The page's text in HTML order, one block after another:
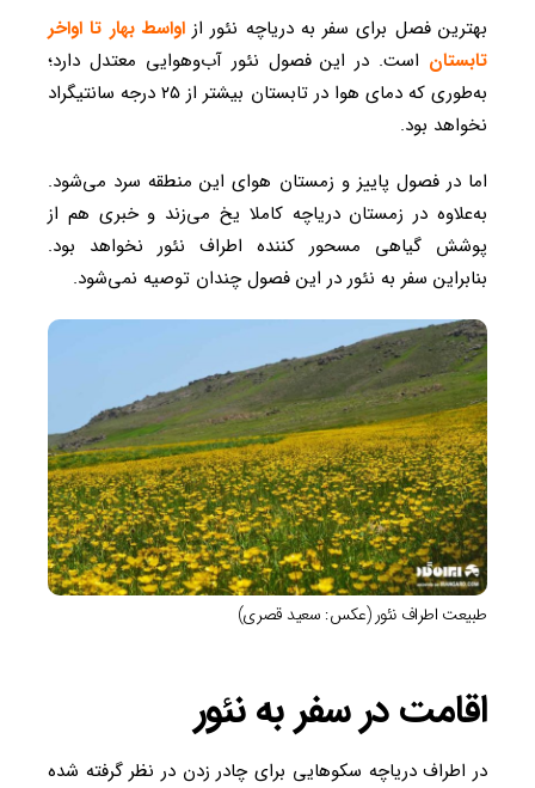
بهترین فصل برای سفر به دریاچه نئور ازاواسط بهار تا اواخر
تابستان است. در این فصول نئور آب‌وهوایی معتدل دارد؛
به‌طوری که دمای هوا در تابستان بیشتر از ۲۵ درجه سانتیگراد
نخواهد بود.
اما در فصول پاییز و زمستان هوای این منطقه سرد می‌شود.
به‌علاوه در زمستان دریاچه کاملا یخ می‌زند و خبری هم از
پوشش گیاهی مسحور کننده اطراف نئور نخواهد بود.
بنابراین سفر به نئور در این فصول چندان توصیه نمی‌شود.
طبیعت اطراف نئور (عکس: سعید قصری)
اقامت در سفر به نئور
در اطراف دریاچه سکو‌هایی برای چادر زدن در نظر گرفته شده